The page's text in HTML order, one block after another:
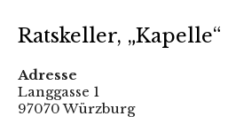
Ratskeller, „Kapelle“
Adresse
Langgasse 1
97070 Würzburg